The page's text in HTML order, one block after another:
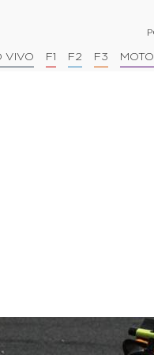
VIVO F1 F2 F3